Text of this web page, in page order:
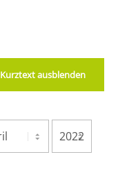
Kurztext ausblenden